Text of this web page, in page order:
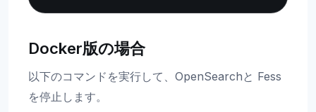
Docker版の場合
以下のコマンドを実行して、OpenSearchと Fess
を停止します。